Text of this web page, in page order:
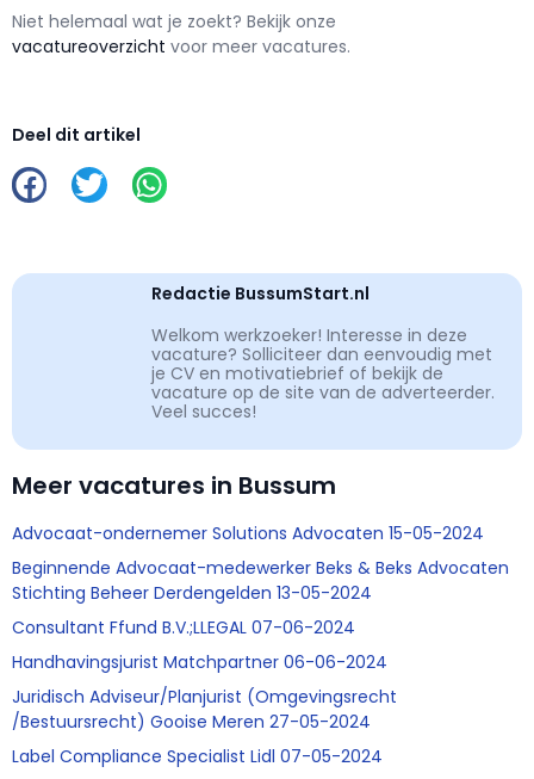
Niet helemaal wat je zoekt? Bekijk onze
vacatureoverzicht voor meer vacatures.
Deel dit artikel
Redactie BussumStart.nl
Welkom werkzoeker! Interesse in deze
vacature? Solliciteer dan eenvoudig met
je CV en motivatiebrief of bekijk de
vacature op de site van de adverteerder.
Veel succes!
Meer vacatures in Bussum
Advocaat-ondernemer Solutions Advocaten 15-05-2024
Beginnende Advocaat-medewerker Beks & Beks Advocaten
Stichting Beheer Derdengelden 13-05-2024
Consultant Ffund B.V.;LLEGAL 07-06-2024
Handhavingsjurist Matchpartner 06-06-2024
Juridisch Adviseur/Planjurist (Omgevingsrecht
/Bestuursrecht) Gooise Meren 27-05-2024
Label Compliance Specialist Lidl 07-05-2024